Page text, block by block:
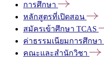
การศึกษา
หลักสูตรที่เปิดสอน
สมัครเข้าศึกษา TCAS
ค่าธรรมเนียมการศึกษา
คณะและสำนักวิชา